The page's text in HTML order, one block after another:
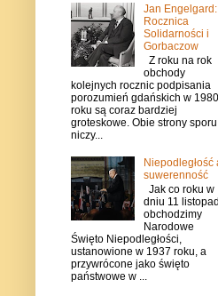
Jan Engelgard:
Rocznica
Solidarności i
Gorbaczow
Z roku na rok
obchody
kolejnych rocznic podpisania
porozumień gdańskich w 1980
roku są coraz bardziej
groteskowe. Obie strony
niczy...
Niepodległość
suwerenność
Jak co roku w
dniu 11
obchodzimy
Narodowe
Święto Niepodległości,
ustanowione w 1937 roku, a
przywrócone jako święto
państwowe w ...